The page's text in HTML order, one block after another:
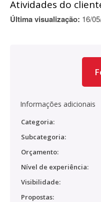
Atividades do
Última visualização: 16/
Informações adicionais
Categoria:
Subcategoria:
Orçamento:
Nível de experiência:
Visibilidade:
Propostas: